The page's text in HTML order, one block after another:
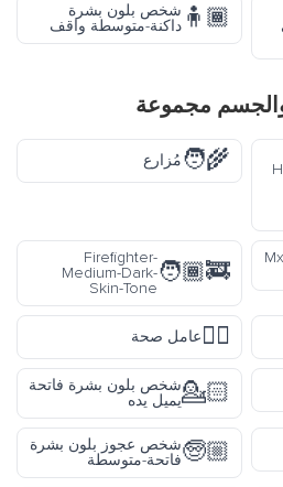
🧍🏾 شخص بلون بشرة
داكنة-متوسطة واقف
مجموعة
🧑‍🌾مُزارع
🧑🏾‍🚒
Firefighter-
Medium-Dark-
Skin-Tone
👨‍⚕️عامل صحة
💁🏻شخص بلون بشرة فاتحة
يميل يده
🧓🏼شخص عجوز بلون بشرة
فاتحة-متوسطة